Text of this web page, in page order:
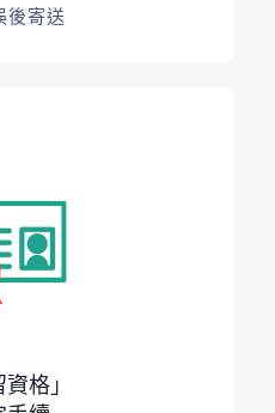
後寄送
資格」